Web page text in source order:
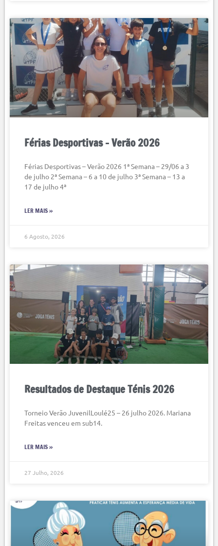
Férias Desportivas – Verão 2026
Férias Desportivas – Verão 2026 1ª Semana – 29/06 a 3
de julho 2ª Semana – 6 a 10 de julho 3ª Semana – 13 a
17 de julho 4ª
LER MAIS »
6 Agosto, 2026
Resultados de Destaque Ténis 2026
Torneio Verão JuvenilLoulé25 – 26 julho 2026. Mariana
Freitas venceu em sub14.
LER MAIS »
27 Julho, 2026